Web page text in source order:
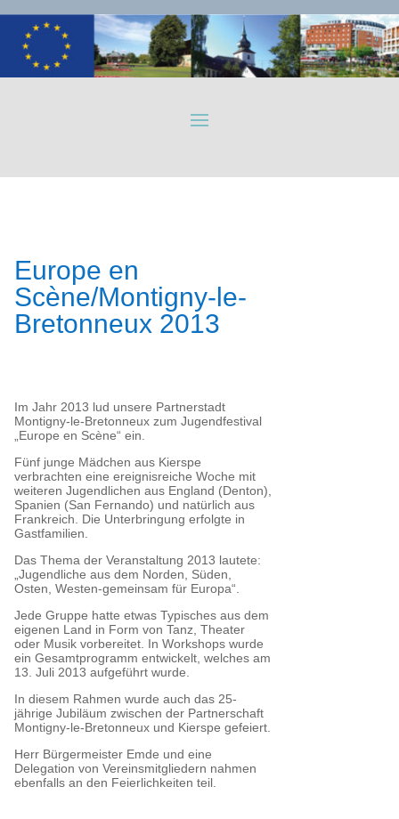
Europe en
Scène/Montigny-le-
Bretonneux 2013
Im Jahr 2013 lud unsere Partnerstadt
Montigny-le-Bretonneux zum Jugendfestival
„Europe en Scène“ ein.
Fünf junge Mädchen aus Kierspe
verbrachten eine ereignisreiche Woche mit
weiteren Jugendlichen aus England (Denton),
Spanien (San Fernando) und natürlich aus
Frankreich. Die Unterbringung erfolgte in
Gastfamilien.
Das Thema der Veranstaltung 2013 lautete:
„Jugendliche aus dem Norden, Süden,
Osten, Westen-gemeinsam für Europa“.
Jede Gruppe hatte etwas Typisches aus dem
eigenen Land in Form von Tanz, Theater
oder Musik vorbereitet. In Workshops wurde
ein Gesamtprogramm entwickelt, welches am
13. Juli 2013 aufgeführt wurde.
In diesem Rahmen wurde auch das 25-
jährige Jubiläum zwischen der Partnerschaft
Montigny-le-Bretonneux und Kierspe gefeiert.
Herr Bürgermeister Emde und eine
Delegation von Vereinsmitgliedern nahmen
ebenfalls an den Feierlichkeiten teil.